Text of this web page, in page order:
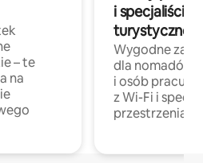
– te
na
i specjaliści z
turystycznej
Wygodne
dla nomadów
i osób
z Wi-Fi i
przestrzenią